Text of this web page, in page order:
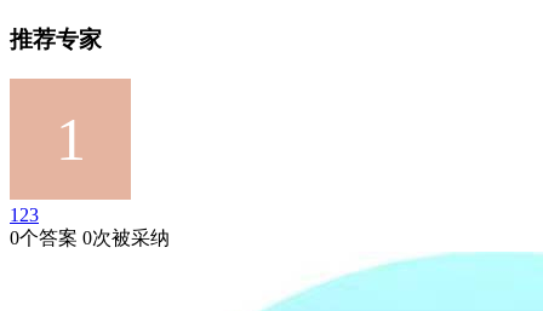
推荐专家
123
0个答案 0次被采纳